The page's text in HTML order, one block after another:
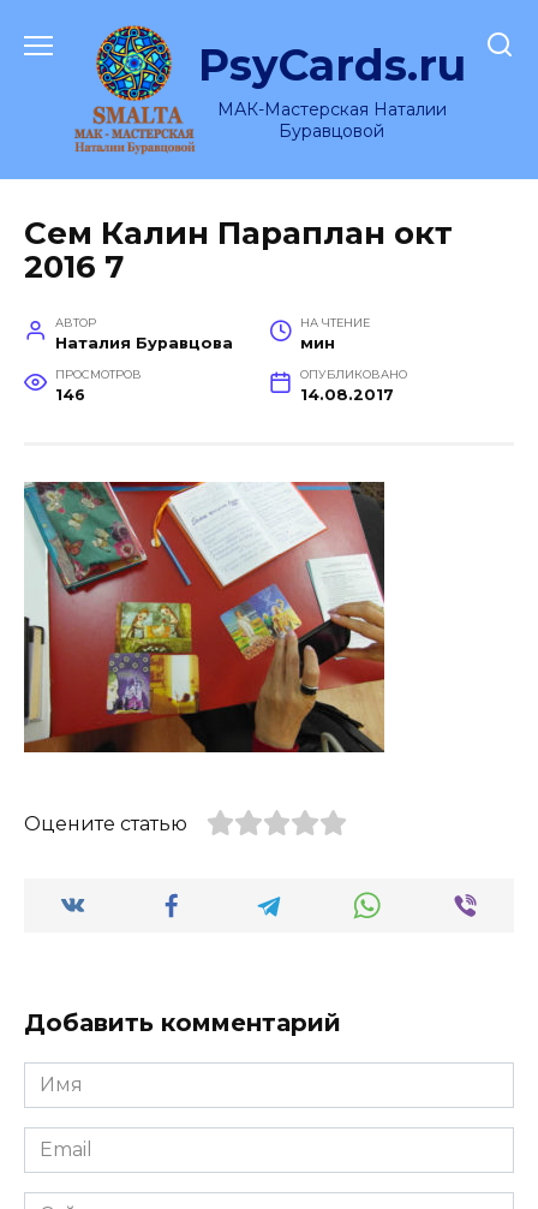
содержанию
PsyCards.ru
МАК-Мастерская Наталии
Буравцовой
Сем Калин Параплан окт
2016 7
АВТОР
Наталия Буравцова
НА ЧТЕНИЕ
мин
ПРОСМОТРОВ
146
ОПУБЛИКОВАНО
14.08.2017
Оцените статью
Добавить комментарий
Имя
*
Email
*